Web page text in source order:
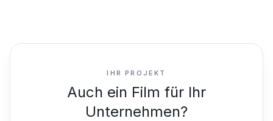
IHR PROJEKT
Auch ein Film für Ihr
Unternehmen?